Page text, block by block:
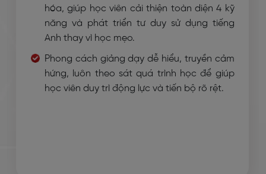
hóa, giúp học viên cải thiện toàn diện 4 kỹ
năng và phát triển tư duy sử dụng tiếng
Anh thay vì học mẹo.
Phong cách giảng dạy dễ hiểu, truyền cảm
hứng, luôn theo sát quá trình học để giúp
học viên duy trì động lực và tiến bộ rõ rệt.